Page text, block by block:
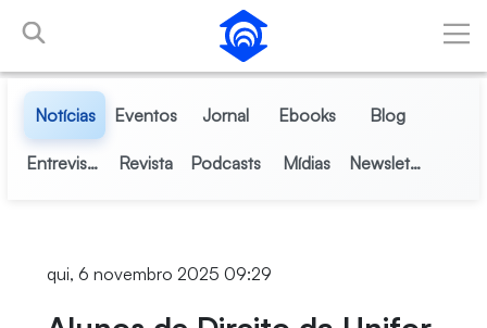
Pular para o Conteúdo principal
Notícias Eventos Jornal Ebooks Blog
Entrevistas Revista Podcasts Mídias Newsletter
qui, 6 novembro 2025 09:29